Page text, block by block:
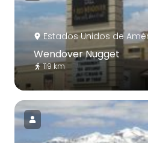
Estados Unidos de
Wendover Nugget
119 km